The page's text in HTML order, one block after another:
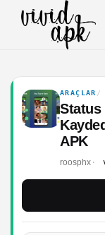
ARAÇLAR
Status
APK
roosphx